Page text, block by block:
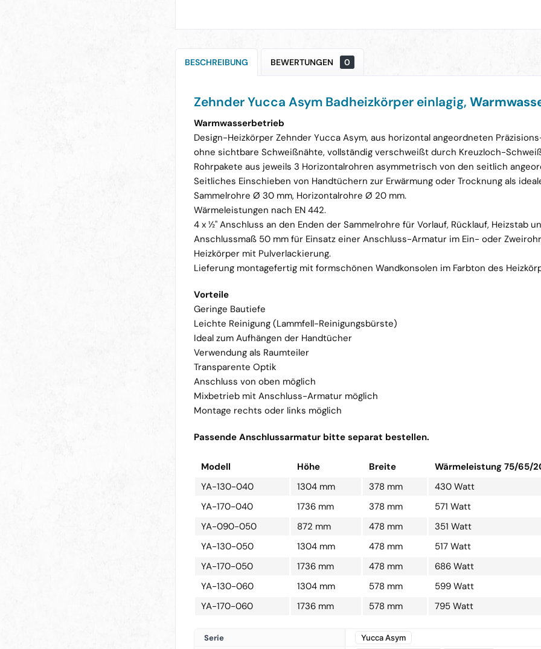
BESCHREIBUNG BEWERTUNGEN 0
Zehnder Yucca Asym Badheizkörper einlagig,
Warmwasserbetrieb
Design-Heizkörper Zehnder Yucca Asym, aus horizontal angeordneten
ohne sichtbare Schweißnähte, vollständig verschweißt durch Kreuzloch-
Rohrpakete aus jeweils 3 Horizontalrohren asymmetrisch von den seitlich
Seitliches Einschieben von Handtüchern zur Erwärmung oder Trocknung als
Sammelrohre Ø 30 mm, Horizontalrohre Ø 20 mm.
Wärmeleistungen nach EN 442.
4 x ½" Anschluss an den Enden der Sammelrohre für Vorlauf, Rücklauf, Heizstab
Anschlussmaß 50 mm für Einsatz einer Anschluss-Armatur im Ein- oder
Heizkörper mit Pulverlackierung.
Lieferung montagefertig mit formschönen Wandkonsolen im Farbton des
Vorteile
Geringe Bautiefe
Leichte Reinigung (Lammfell-Reinigungsbürste)
Ideal zum Aufhängen der Handtücher
Verwendung als Raumteiler
Transparente Optik
Anschluss von oben möglich
Mixbetrieb mit Anschluss-Armatur möglich
Montage rechts oder links möglich
Passende Anschlussarmatur bitte separat bestellen.
Modell Höhe Breite
Wärmeleistung 75/65/
YA-130-040
1304 mm 378 mm
430 Watt
YA-170-040
1736 mm 378 mm
571 Watt
YA-090-050
872 mm 478 mm
351 Watt
YA-130-050
1304 mm 478 mm
517 Watt
YA-170-050
1736 mm 478 mm
686 Watt
YA-130-060
1304 mm 578 mm
599 Watt
YA-170-060
1736 mm 578 mm 795 Watt
Serie Yucca Asym